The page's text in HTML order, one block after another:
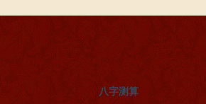
八字测算